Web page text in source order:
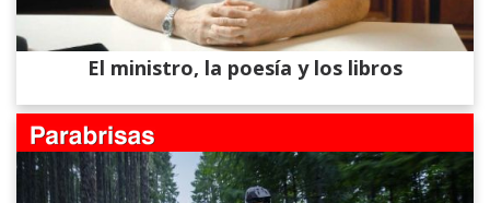
El ministro, la poesía y los libros